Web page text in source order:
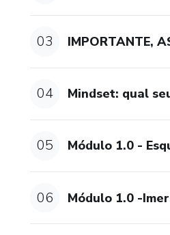
03 IMPORTANTE,
04 Mindset: qual
05 Módulo 1.0 -
06 Módulo 1.0 -